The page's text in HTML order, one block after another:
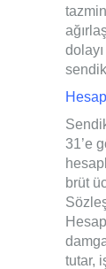
31’e
brüt
tutar,